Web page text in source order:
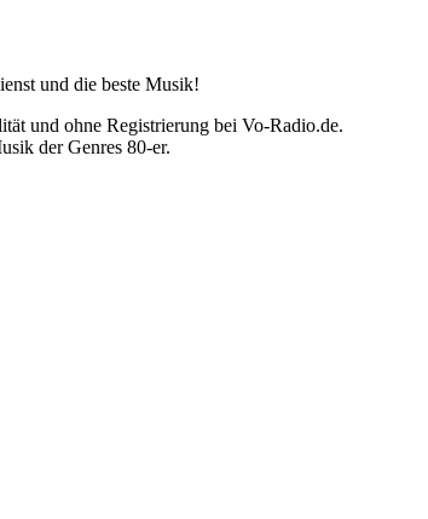
und die beste Musik!
und ohne Registrierung bei Vo-Radio.de.
der Genres 80-er.